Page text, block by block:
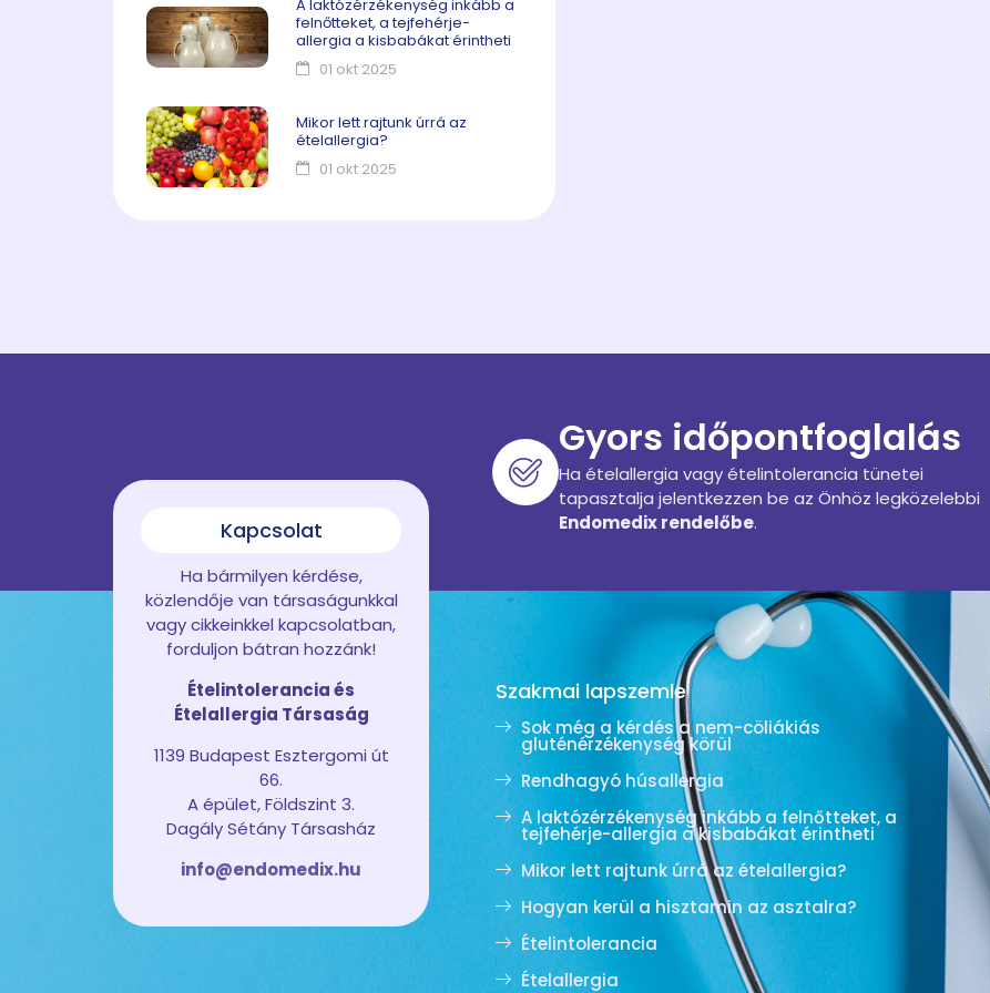
A laktózérzékenység inkább a
felnőtteket, a tejfehérje-
allergia a kisbabákat érintheti
01 okt 2025
Mikor lett rajtunk úrrá az
ételallergia?
01 okt 2025
Gyors időpontfoglalás
Ha ételallergia vagy ételintolerancia tünetei
tapasztalja jelentkezzen be az Önhöz legközelebbi
Endomedix rendelőbe.
Kapcsolat
Ha bármilyen kérdése,
közlendője van társaságunkkal
vagy cikkeinkkel kapcsolatban,
forduljon bátran hozzánk!
Ételintolerancia és
Ételallergia Társaság
1139 Budapest Esztergomi út
66.
A épület, Földszint 3.
Dagály Sétány Társasház
info@endomedix.hu
Szakmai lapszemle
Sok még a kérdés a nem-cöliákiás
gluténérzékenység körül
Rendhagyó húsallergia
A laktózérzékenység inkább a felnőtteket, a
tejfehérje-allergia a kisbabákat érintheti
Mikor lett rajtunk úrrá az ételallergia?
Hogyan kerül a hisztamin az asztalra?
Ételintolerancia
Ételallergia